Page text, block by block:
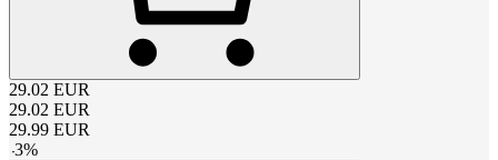
29.02 EUR
29.02 EUR
29.99 EUR
-3%